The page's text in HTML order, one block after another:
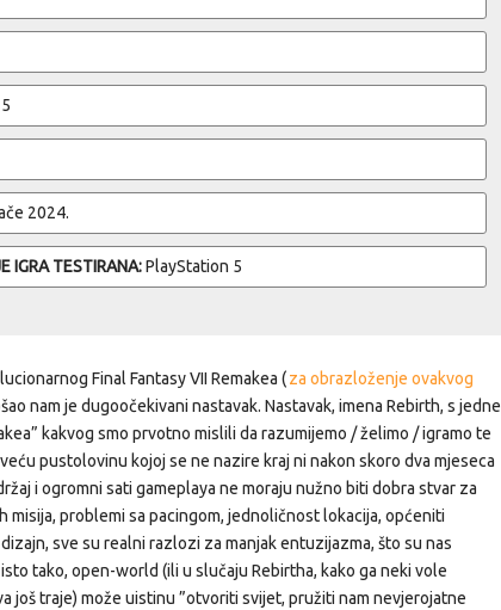
2024.
IGRA TESTIRANA:PlayStation 5
Final Fantasy VII Remakea (za obrazloženje ovakvog
nam je dugoočekivani nastavak. Nastavak, imena Rebirth, s jedne
kakvog smo prvotno mislili da razumijemo / želimo / igramo te
pustolovinu kojoj se ne nazire kraj ni nakon skoro dva mjeseca
i ogromni sati gameplaya ne moraju nužno biti dobra stvar za
misija, problemi sa pacingom, jednoličnost lokacija, općeniti
sve su realni razlozi za manjak entuzijazma, što su nas
tako, open-world (ili u slučaju Rebirtha, kako ga neki vole
još traje) može uistinu ”otvoriti svijet, pružiti nam nevjerojatne